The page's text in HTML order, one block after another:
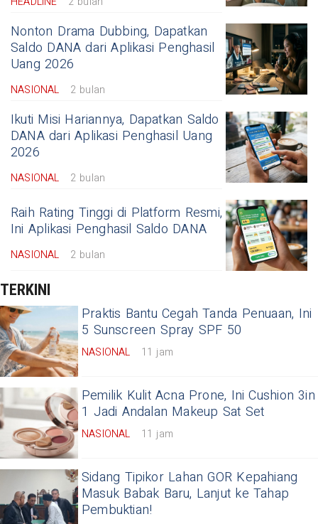
Nonton Drama Dubbing, Dapatkan
Saldo DANA dari Aplikasi Penghasil
Uang 2026
NASIONAL 2 bulan
Ikuti Misi Hariannya, Dapatkan Saldo
DANA dari Aplikasi Penghasil Uang
2026
NASIONAL 2 bulan
Raih Rating Tinggi di Platform Resmi,
Ini Aplikasi Penghasil Saldo DANA
NASIONAL 2 bulan
TERKINI
Praktis Bantu Cegah Tanda Penuaan, Ini
5 Sunscreen Spray SPF 50
NASIONAL 11 jam
Pemilik Kulit Acna Prone, Ini Cushion 3in
1 Jadi Andalan Makeup Sat Set
NASIONAL 11 jam
Sidang Tipikor Lahan GOR Kepahiang
Masuk Babak Baru, Lanjut ke Tahap
Pembuktian!